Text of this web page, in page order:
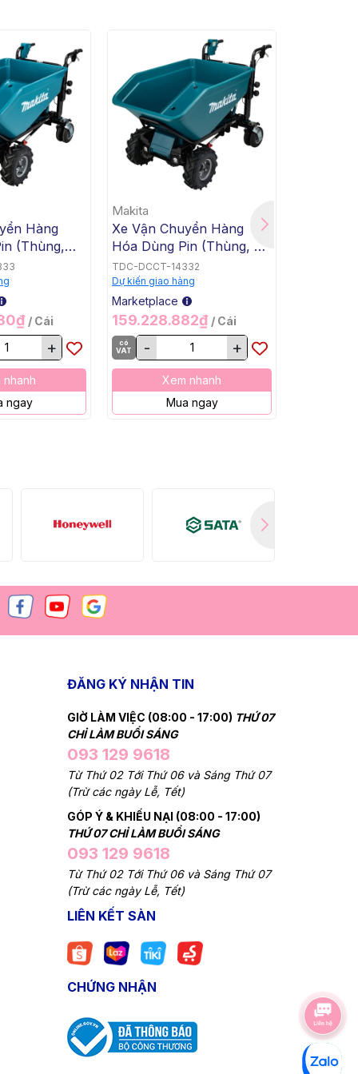
Hàng
(Thùng,
/ Cái
+
nhanh
ngay
Makita
Xe Vận Chuyển Hàng
Hóa Dùng Pin (Thùng, Tự
Động Nghiêng Đổ, BL,
18Vx2) Makita DCU602Z
TDC-DCCT-14332
Dự kiến giao hàng
Marketplace
159.228.882₫ / Cái
có
VAT
- +
Xem nhanh
Mua ngay
ĐĂNG KÝ NHẬN TIN
GIỜ LÀM VIỆC (08:00 - 17:00) THỨ 07
CHỈ LÀM BUỔI SÁNG
093 129 9618
Từ Thứ 02 Tới Thứ 06 và Sáng Thứ 07
(Trừ các ngày Lễ, Tết)
GÓP Ý & KHIẾU NẠI (08:00 - 17:00)
THỨ 07 CHỈ LÀM BUỔI SÁNG
093 129 9618
Từ Thứ 02 Tới Thứ 06 và Sáng Thứ 07
(Trừ các ngày Lễ, Tết)
LIÊN KẾT SÀN
CHỨNG NHẬN